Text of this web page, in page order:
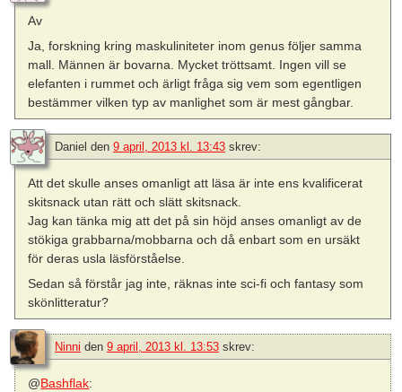
Av
Ja, forskning kring maskuliniteter inom genus följer samma
mall. Männen är bovarna. Mycket tröttsamt. Ingen vill se
elefanten i rummet och ärligt fråga sig vem som egentligen
bestämmer vilken typ av manlighet som är mest gångbar.
Daniel den 9 april, 2013 kl. 13:43 skrev:
Att det skulle anses omanligt att läsa är inte ens kvalificerat
skitsnack utan rätt och slätt skitsnack.
Jag kan tänka mig att det på sin höjd anses omanligt av de
stökiga grabbarna/mobbarna och då enbart som en ursäkt
för deras usla läsförståelse.
Sedan så förstår jag inte, räknas inte sci-fi och fantasy som
skönlitteratur?
Ninni den 9 april, 2013 kl. 13:53 skrev:
@Bashflak: